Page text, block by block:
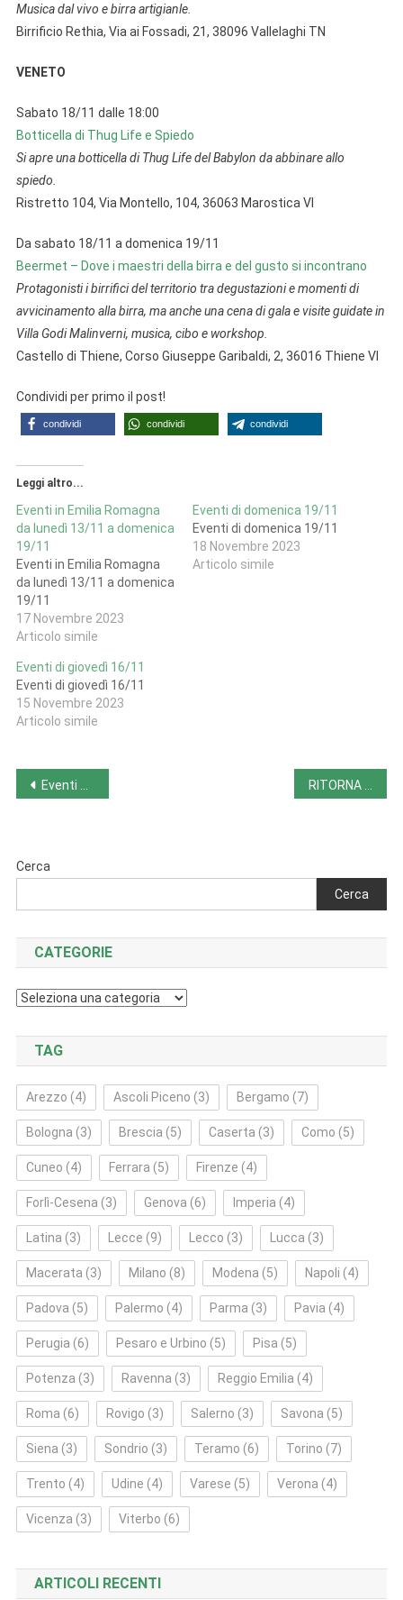
Musica dal vivo e birra artigianle.
Birrificio Rethia, Via ai Fossadi, 21, 38096 Vallelaghi TN
VENETO
Sabato 18/11 dalle 18:00
Botticella di Thug Life e Spiedo
Si apre una botticella di Thug Life del Babylon da abbinare allo
spiedo.
Ristretto 104, Via Montello, 104, 36063 Marostica VI
Da sabato 18/11 a domenica 19/11
Beermet – Dove i maestri della birra e del gusto si incontrano
Protagonisti i birrifici del territorio tra degustazioni e momenti di
avvicinamento alla birra, ma anche una cena di gala e visite guidate in
Villa Godi Malinverni, musica, cibo e workshop.
Castello di Thiene, Corso Giuseppe Garibaldi, 2, 36016 Thiene VI
Condividi per primo il post!
condividi condividi condividi
Leggi altro...
Eventi in Emilia Romagna
da lunedì 13/11 a domenica
19/11
Eventi in Emilia Romagna
da lunedì 13/11 a domenica
19/11
17 Novembre 2023
Articolo simile
Eventi di domenica 19/11
Eventi di domenica 19/11
18 Novembre 2023
Articolo simile
Eventi di giovedì 16/11
Eventi di giovedì 16/11
15 Novembre 2023
Articolo simile
Navigazione
Eventi di venerdì 17/11
Cerca
Cerca
CATEGORIE
Categorie
TAG
Arezzo (4) Ascoli Piceno (3) Bergamo (7)
Bologna (3) Brescia (5) Caserta (3) Como (5)
Cuneo (4) Ferrara (5) Firenze (4)
Forlì‑Cesena (3) Genova (6) Imperia (4)
Latina (3) Lecce (9) Lecco (3) Lucca (3)
Macerata (3) Milano (8) Modena (5) Napoli (4)
Padova (5) Palermo (4) Parma (3) Pavia (4)
Perugia (6) Pesaro e Urbino (5) Pisa (5)
Potenza (3) Ravenna (3) Reggio Emilia (4)
Roma (6) Rovigo (3) Salerno (3) Savona (5)
Siena (3) Sondrio (3) Teramo (6) Torino (7)
Trento (4) Udine (4) Varese (5) Verona (4)
Vicenza (3) Viterbo (6)
ARTICOLI RECENTI